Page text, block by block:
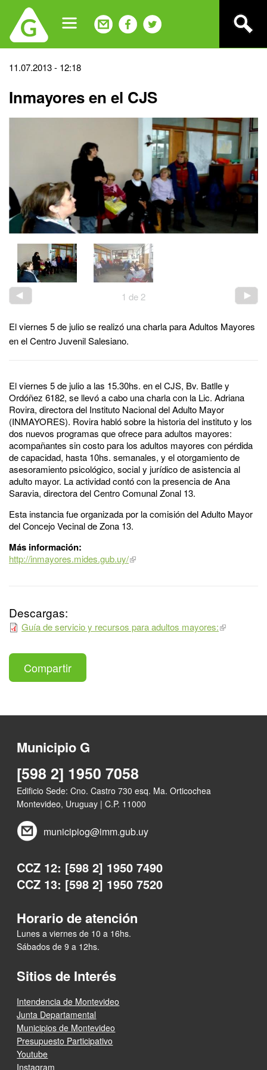
navigation
Back
top
11.07.2013 - 12:18
Inmayores en el CJS
1 de 2
El viernes 5 de julio se realizó una charla para Adultos Mayores
en el Centro Juvenil Salesiano.
El viernes 5 de julio a las 15.30hs. en el CJS, Bv. Batlle y
Ordóñez 6182, se llevó a cabo una charla con la Lic. Adriana
Rovira, directora del Instituto Nacional del Adulto Mayor
(INMAYORES). Rovira habló sobre la historia del instituto y los
dos nuevos programas que ofrece para adultos mayores:
acompañantes sin costo para los adultos mayores con pérdida
de capacidad, hasta 10hs. semanales, y el otorgamiento de
asesoramiento psicológico, social y jurídico de asistencia al
adulto mayor. La actividad contó con la presencia de Ana
Saravia, directora del Centro Comunal Zonal 13.
Esta instancia fue organizada por la comisión del Adulto Mayor
del Concejo Vecinal de Zona 13.
Más información:
http://inmayores.mides.gub.uy/
Descargas:
Guía de servicio y recursos para adultos mayores:
Compartir
Municipio G
[598 2] 1950 7058
Edificio Sede: Cno. Castro 730 esq. Ma. Orticochea
Montevideo, Uruguay | C.P. 11000
municipiog@imm.gub.uy
CCZ 12: [598 2] 1950 7490
CCZ 13: [598 2] 1950 7520
Horario de atención
Lunes a viernes de 10 a 16hs.
Sábados de 9 a 12hs.
Sitios de Interés
Intendencia de Montevideo
Junta Departamental
Municipios de Montevideo
Presupuesto Participativo
Youtube
Instagram